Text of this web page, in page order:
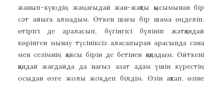
жанып-күюдің жаңағыдай жан-жақты қысымынан бір
сәт айыға алмадым. Өткен шағы бір шама өңделіп.
өтірігі де араласып, бүгінгісі бүлініп жатқандай
көрінген мынау түсініксіз аласапыран арасында сана
мен сезімнің қайсы бірін де бетінен қақпадым. Өйткені
қандай жағдайда да нағыз азат адам үшін күрестің
осыдан өзге жолы жоқ деп білдім. Өзін ақтап, өзіне